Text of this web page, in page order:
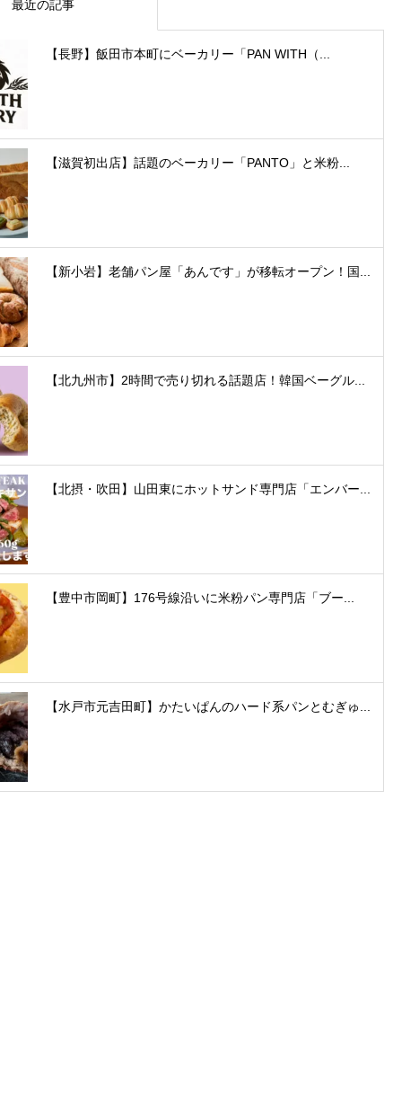
最近の記事
【長野】飯田市本町にベーカリー「PAN WITH（...
【滋賀初出店】話題のベーカリー「PANTO」と米粉...
【新小岩】老舗パン屋「あんです」が移転オープン！国...
【北九州市】2時間で売り切れる話題店！韓国ベーグル...
【北摂・吹田】山田東にホットサンド専門店「エンバー...
【豊中市岡町】176号線沿いに米粉パン専門店「ブー...
【水戸市元吉田町】かたいぱんのハード系パンとむぎゅ...